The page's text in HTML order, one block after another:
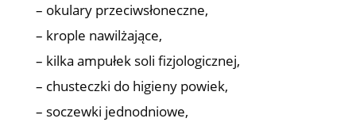
– okulary przeciwsłoneczne,
– krople nawilżające,
– kilka ampułek soli fizjologicznej,
– chusteczki do higieny powiek,
– soczewki jednodniowe,